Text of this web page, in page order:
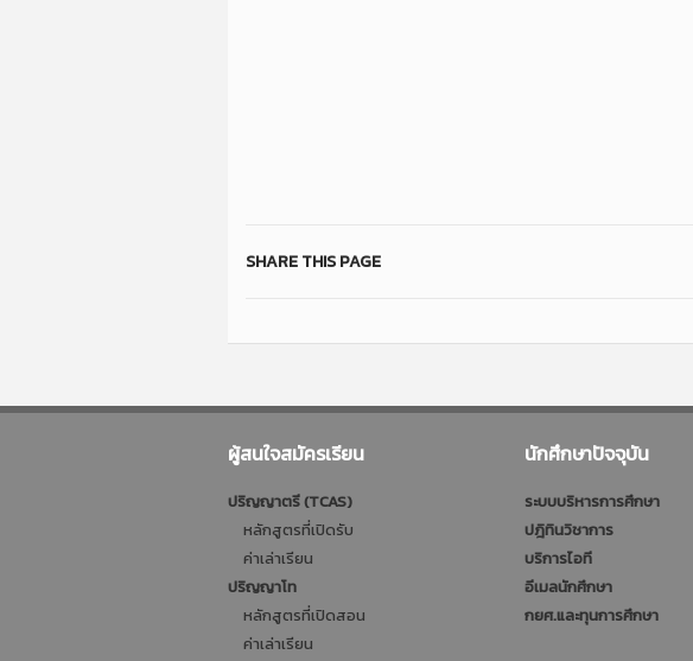
SHARE THIS PAGE
ผู้สนใจสมัครเรียน
ปริญญาตรี (TCAS)
หลักสูตรที่เปิดรับ
ค่าเล่าเรียน
ปริญญาโท
หลักสูตรที่เปิดสอน
ค่าเล่าเรียน
นักศึกษาปัจจุบัน
ระบบบริหารการศึกษา
ปฎิทินวิชาการ
บริการไอที
อีเมลนักศึกษา
กยศ.และทุนการศึกษา